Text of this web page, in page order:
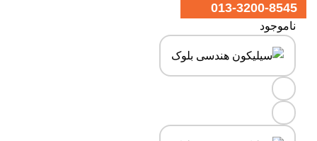
013-3200-8545
ناموجود